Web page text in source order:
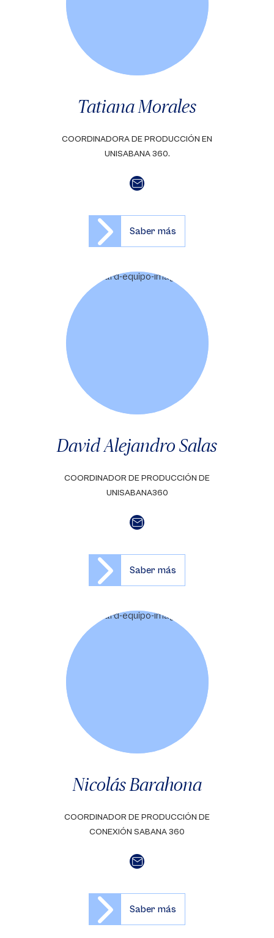
Tatiana Morales
COORDINADORA DE PRODUCCIÓN EN
UNISABANA 360.
Saber más
David Alejandro Salas
COORDINADOR DE PRODUCCIÓN DE
UNISABANA360
Saber más
Nicolás Barahona
COORDINADOR DE PRODUCCIÓN DE
CONEXIÓN SABANA 360
Saber más